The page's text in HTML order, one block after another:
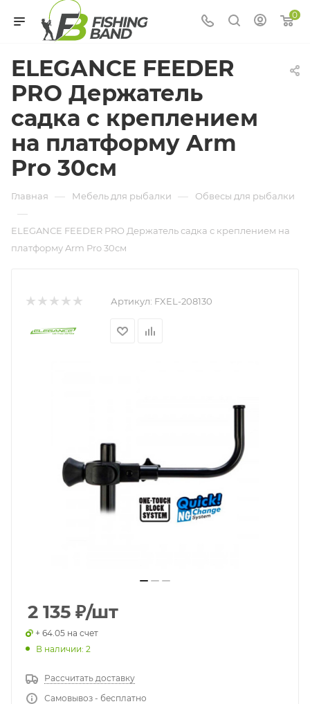
0
ELEGANCE FEEDER
PRO Держатель
садка с креплением
на платформу Arm
Pro 30см
Главная — Мебель для рыбалки — Обвесы для рыбалки
—
ELEGANCE FEEDER PRO Держатель садка с креплением на
платформу Arm Pro 30см
Артикул: FXEL-208130
2 135 ₽/шт
+ 64.05 на счет
В наличии: 2
Рассчитать доставку
Самовывоз - бесплатно